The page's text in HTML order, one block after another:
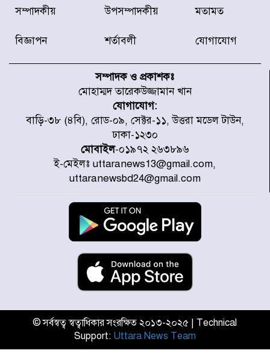
বিদ্যুৎ-জ্বালানি খাতে অস্থিরতা তৈরির
চেষ্টা করছে একটি চক্র : প্রধানমন্ত্রী
৫ আহত, চীনে বন্দর বন্ধ
চিকিৎসা খাতে জিডিপির ৫ শতাংশ
বরাদ্দের ঘোষণা স্থানীয় সরকার মন্ত্রীর
জুলাই জাদুঘর ঘুরে দেখলেন এনসিপি
নেতারা
যুক্তরাষ্ট্রে দাবানল নেভাতে গিয়ে
হেলিকপ্টার বিধ্বস্ত, নিহত ১
মজুদদারের সর্বোচ্চ শাস্তি মৃত্যুদণ্ড, তাই
ভেবে মজুদ করবেন : আইনমন্ত্রী
আন্তর্জাতিক আদিবাসী দিবস: রাষ্ট্রের
দায়িত্ব ও দায়বদ্ধতা II – মং এ খেন
সম্পাদকীয় উপসম্পাদকীয় মতামত
বিজ্ঞাপন শর্তাবলী যোগাযোগ
সম্পাদক ও প্রকাশকঃ
মোহাম্মদ তারেকউজ্জামান খান
যোগাযোগ:
বাড়ি-৩৮ (৪বি), রোড-০৯, সেক্টর-১১, উত্তরা মডেল টাউন,
ঢাকা-১২৩০
মোবাইল-০১৯৭২ ২৬৩৮৯৬
ই-মেইলঃ uttaranews13@gmail.com,
uttaranewsbd24@gmail.com
© সর্বস্বত্ব স্বত্বাধিকার সংরক্ষিত ২০১৩-২০২৫ | Technical
Support: Uttara News Team